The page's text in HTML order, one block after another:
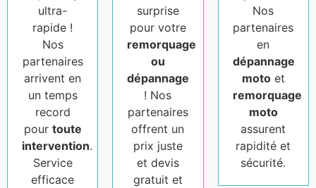
ultra-
rapide !
Nos
partenaires
arrivent en
un temps
record
pour toute
intervention.
Service
efficace
surprise
pour votre
remorquage
ou
dépannage
! Nos
partenaires
offrent un
prix juste
et devis
gratuit et
Nos
partenaires
en
dépannage
motoet
remorquage
moto
assurent
rapidité et
sécurité.